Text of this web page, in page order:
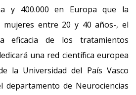
y 400.000 en Europa que la
mujeres entre 20 y 40 años-, el
eficacia de los tratamientos
una red científica europea
la Universidad del País Vasco
departamento de Neurociencias